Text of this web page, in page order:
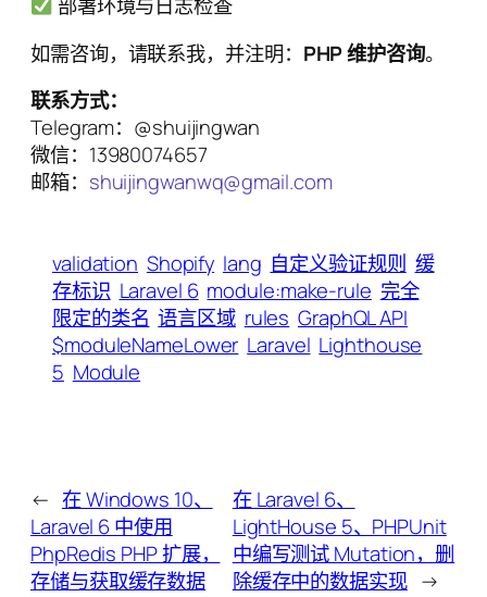
部署环境与日志检查
如需咨询，请联系我，并注明： PHP 维护咨询。
联系方式：
Telegram：@shuijingwan
微信：13980074657
邮箱： shuijingwanwq@gmail.com
validation Shopify lang 自定义验证规则 缓
存标识 Laravel 6 module:make-rule 完全
限定的类名 语言区域 rules GraphQL API
$moduleNameLower Laravel Lighthouse
5 Module
← 在 Windows 10、
Laravel 6 中使用
PhpRedis PHP 扩展，
存储与获取缓存数据
在 Laravel 6、
LightHouse 5、PHPUnit
中编写测试 Mutation，删
除缓存中的数据实现 →